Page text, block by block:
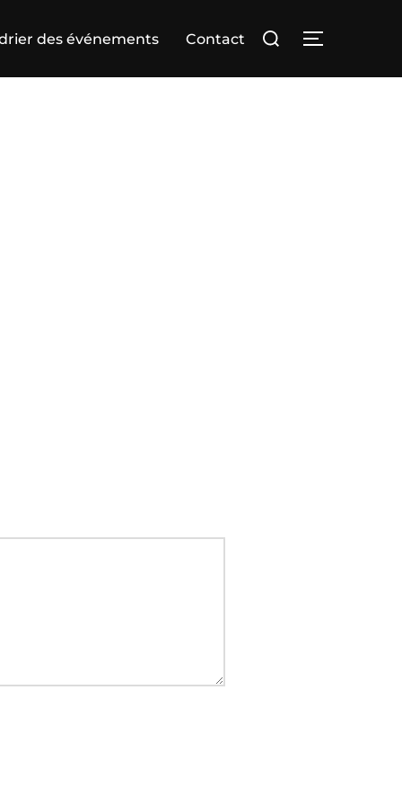
des événements Contact
Rechercher :